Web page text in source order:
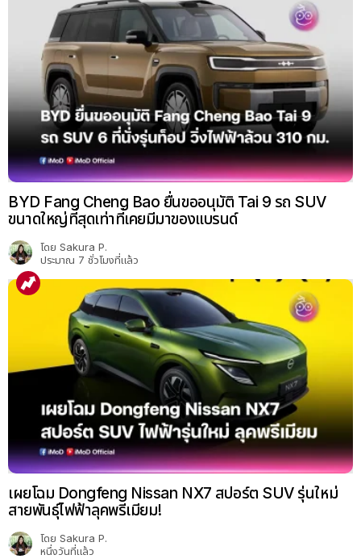
BYD Fang Cheng Bao ยื่นขออนุมัติ Tai 9 รถ SUV
ขนาดใหญ่ที่สุดเท่าที่เคยมีมาของแบรนด์
โดย Sakura P.
ประมาณ 7 ชั่วโมงที่แล้ว
เผยโฉม Dongfeng Nissan NX7 สปอร์ต SUV รุ่นใหม่
สายพันธุ์ไฟฟ้าลุคพรีเมียม!
โดย Sakura P.
หนึ่งวันที่แล้ว